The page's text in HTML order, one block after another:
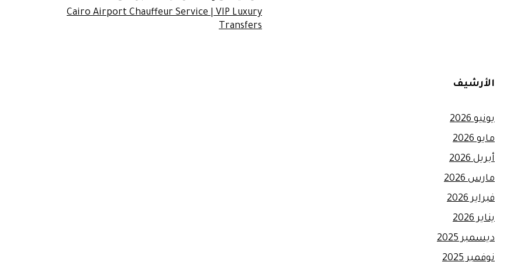
Cairo Airport Chauffeur Service | VIP Luxury
Transfers
الأرشيف
يونيو 2026
مايو 2026
أبريل 2026
مارس 2026
فبراير 2026
يناير 2026
ديسمبر 2025
نوفمبر 2025